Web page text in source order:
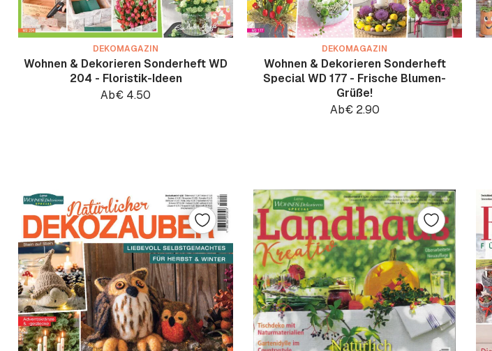
DEKOMAGAZIN
Wohnen & Dekorieren Sonderheft WD
204 - Floristik-Ideen
Ab€ 4.50
DEKOMAGAZIN
Wohnen & Dekorieren Sonderheft
Special WD 177 - Frische Blumen-
Grüße!
Ab€2.90